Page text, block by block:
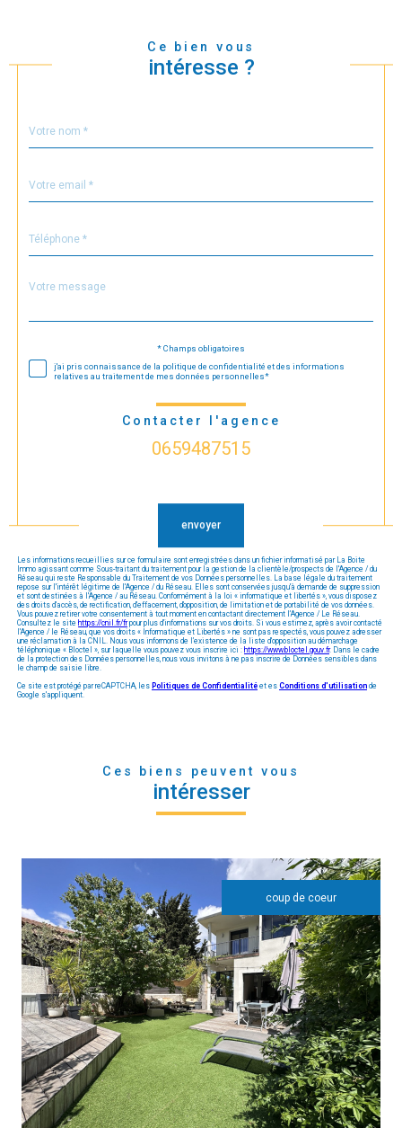
Ce bien vous
intéresse ?
par
*
*
*
Fieldset
Message
*
* Champs obligatoires
j'ai pris connaissance de la politique de confidentialité et des informations
relatives au traitement de mes données personnelles*
Contacter l'agence
0659487515
envoyer
Les informations recueillies sur ce formulaire sont enregistrées dans un fichier informatisé par La Boite
Immo agissant comme Sous-traitant du traitement pour la gestion de la clientèle/prospects de l'Agence / du
Réseau qui reste Responsable du Traitement de vos Données personnelles. La base légale du traitement
repose sur l'intérêt légitime de l'Agence / du Réseau. Elles sont conservées jusqu'à demande de suppression
et sont destinées à l'Agence / au Réseau. Conformément à la loi « informatique et libertés », vous disposez
des droits d’accès, de rectification, d’effacement, d’opposition, de limitation et de portabilité de vos données.
Vous pouvez retirer votre consentement à tout moment en contactant directement l’Agence / Le Réseau.
Consultez le site https://cnil.fr/frpour plus d’informations sur vos droits. Si vous estimez, après avoir contacté
l'Agence / le Réseau, que vos droits « Informatique et Libertés » ne sont pas respectés, vous pouvez adresser
une réclamation à la CNIL. Nous vous informons de l’existence de la liste d'opposition au démarchage
téléphonique « Bloctel », sur laquelle vous pouvez vous inscrire ici : https://www.bloctel.gouv.fr. Dans le cadre
de la protection des Données personnelles, nous vous invitons à ne pas inscrire de Données sensibles dans
le champ de saisie libre.
Ce site est protégé par reCAPTCHA, les Politiques de Confidentialité et es Conditions d'utilisation de
Google s'appliquent.
Ces biens peuvent vous
intéresser
coup de coeur
voir le bien